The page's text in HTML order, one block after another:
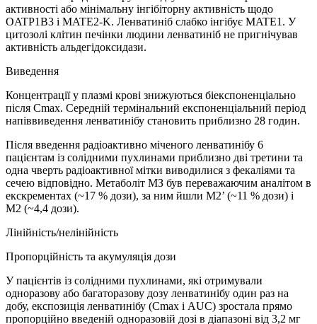
активності або мінімальну інгібіторну активність щодо
OATP1B3 і MATE2-K. Ленватиніб слабко інгібує MATE1. У
цитозолі клітин печінки людини ленватиніб не пригнічував
активність альдегідоксидази.
Виведення
Концентрації у плазмі крові знижуються біекспоненціально
після Cmax. Середній термінальний експоненціальний період
напіввиведення ленватинібу становить приблизно 28 годин.
Після введення радіоактивно міченого ленватинібу 6
пацієнтам із солідними пухлинами приблизно дві третини та
одна чверть радіоактивної мітки виводилися з фекаліями та
сечею відповідно. Метаболіт МЗ був переважаючим аналітом в
екскрементах (~17 % дози), за ним йшли М2’ (~11 % дози) і
М2 (~4,4 дози).
Лінійність/нелінійність
Пропорційність та акумуляція дози
У пацієнтів із солідними пухлинами, які отримували
одноразову або багаторазову дозу ленватинібу один раз на
добу, експозиція ленватинібу (Cmax і AUC) зростала прямо
пропорційно введеній одноразовій дозі в діапазоні від 3,2 мг